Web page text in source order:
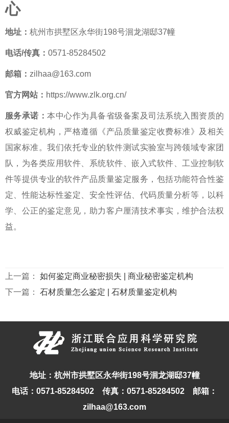
心
地址： 杭州市拱墅区永华街198号洄龙湖邸37幢
电话/传真： 0571-85284502
邮箱： zilhaa@163.com
官方网站： https://www.zlk.org.cn/
服务承诺：本中心作为具备省级备案及司法系统入围资质的
权威鉴定机构，严格遵循《产品质量鉴定收费标准》及相关
国家标准。我们依托专业的软件测试实验室与跨领域专家团
队，为各类应用软件、系统软件、嵌入式软件、工业控制软
件等提供专业的软件产品质量鉴定服务，包括功能符合性鉴
定、性能达标性鉴定、安全性评估、代码质量分析等，以科
学、公正的鉴定意见，助力客户厘清技术事实，维护合法权
益。
上一篇： 如何鉴定商业秘密损失 | 商业秘密鉴定机构
下一篇： 石材质量怎么鉴定 | 石材质量鉴定机构
地址：杭州市拱墅区永华街198号洄龙湖邸37幢
电话：0571-85284502 传真：0571-85284502 邮箱：
zilhaa@163.com